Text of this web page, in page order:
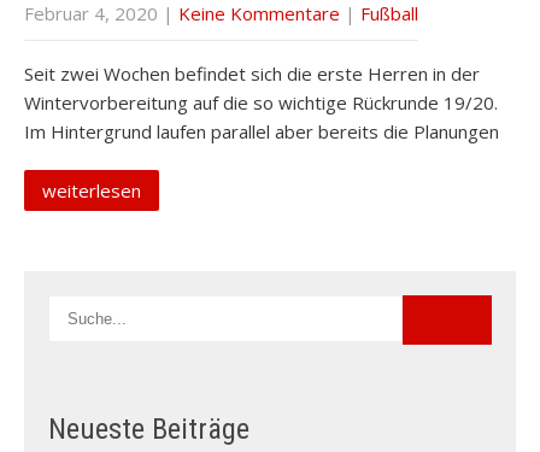
Februar 4, 2020 | Keine Kommentare | Fußball
Seit zwei Wochen befindet sich die erste Herren in der
Wintervorbereitung auf die so wichtige Rückrunde 19/20.
Im Hintergrund laufen parallel aber bereits die Planungen
weiterlesen
Neueste Beiträge